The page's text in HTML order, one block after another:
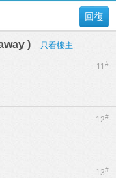
回復
) 只看樓主
11#
12#
13#